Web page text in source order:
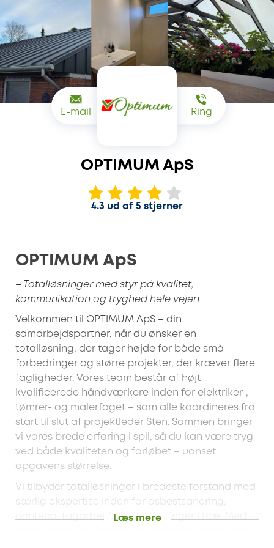
E-mail Ring
OPTIMUM ApS
4.3 ud af 5 stjerner
OPTIMUM ApS
– Totalløsninger med styr på kvalitet,
kommunikation og tryghed hele vejen
Velkommen til OPTIMUM ApS – din
samarbejdspartner, når du ønsker en
totalløsning, der tager højde for både små
forbedringer og større projekter, der kræver flere
fagligheder. Vores team består af højt
kvalificerede håndværkere inden for elektriker-,
tømrer- og malerfaget – som alle koordineres fra
start til slut af projektleder Sten. Sammen bringer
vi vores brede erfaring i spil, så du kan være tryg
ved både kvaliteten og forløbet – uanset
opgavens størrelse.
Vi tilbyder totalløsninger i bredeste forstand med
særlig ekspertise inden for asbestsanering,
conteco, tagarbejde og tilbygninger i træ. Med
Læs mere